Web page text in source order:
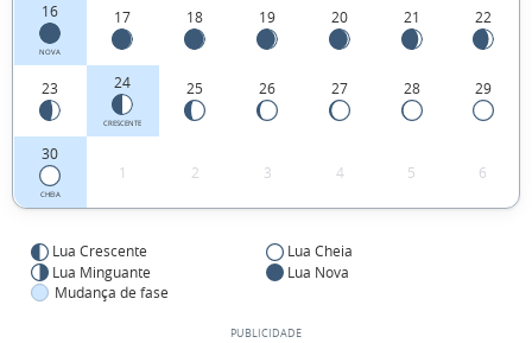
16
NOVA
17 18 19 20 21 22
23 24
CRESCENTE
25 26 27 28 29
30
CHEIA
1 2 3 4 5 6
Lua Crescente
Lua Cheia
Lua Minguante
Lua Nova
Mudança de fase